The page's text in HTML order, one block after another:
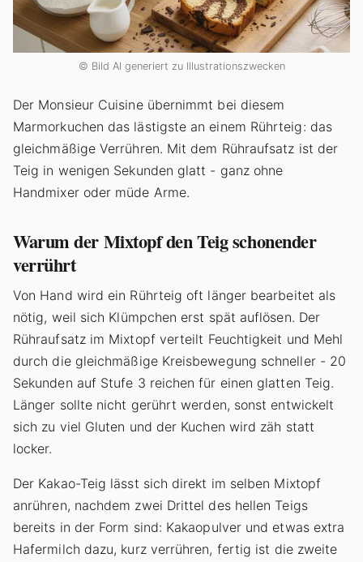
© Bild AI generiert zu Illustrationszwecken
Der Monsieur Cuisine übernimmt bei diesem
Marmorkuchen das lästigste an einem Rührteig: das
gleichmäßige Verrühren. Mit dem Rühraufsatz ist der
Teig in wenigen Sekunden glatt - ganz ohne
Handmixer oder müde Arme.
Warum der Mixtopf den Teig schonender
verrührt
Von Hand wird ein Rührteig oft länger bearbeitet als
nötig, weil sich Klümpchen erst spät auflösen. Der
Rühraufsatz im Mixtopf verteilt Feuchtigkeit und Mehl
durch die gleichmäßige Kreisbewegung schneller - 20
Sekunden auf Stufe 3 reichen für einen glatten Teig.
Länger sollte nicht gerührt werden, sonst entwickelt
sich zu viel Gluten und der Kuchen wird zäh statt
locker.
Der Kakao-Teig lässt sich direkt im selben Mixtopf
anrühren, nachdem zwei Drittel des hellen Teigs
bereits in der Form sind: Kakaopulver und etwas extra
Hafermilch dazu, kurz verrühren, fertig ist die zweite